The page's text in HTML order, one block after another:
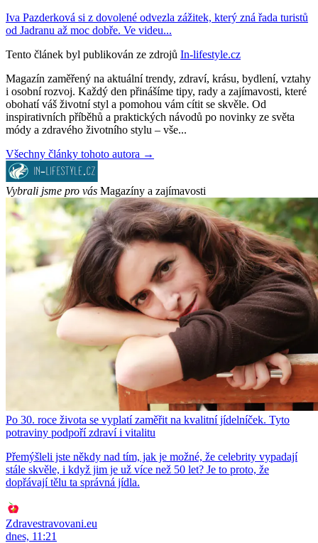
Iva Pazderková si z dovolené odvezla zážitek, který zná řada turistů
od Jadranu až moc dobře. Ve videu...
Tento článek byl publikován ze zdrojů In-lifestyle.cz
Magazín zaměřený na aktuální trendy, zdraví, krásu, bydlení, vztahy
i osobní rozvoj. Každý den přinášíme tipy, rady a zajímavosti, které
obohatí váš životní styl a pomohou vám cítit se skvěle. Od
inspirativních příběhů a praktických návodů po novinky ze světa
módy a zdravého životního stylu – vše...
Všechny články tohoto autora →
Vybrali jsme pro vás Magazíny a zajímavosti
Po 30. roce života se vyplatí zaměřit na kvalitní jídelníček. Tyto
potraviny podpoří zdraví i vitalitu
Přemýšleli jste někdy nad tím, jak je možné, že celebrity vypadají
stále skvěle, i když jim je už více než 50 let? Je to proto, že
dopřávají tělu ta správná jídla.
Zdravestravovani.eu
dnes, 11:21